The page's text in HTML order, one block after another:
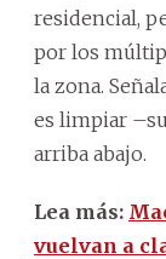
residencial,
por los
la zona.
es limpiar
arriba abajo.
Lea más:
vuelvan a